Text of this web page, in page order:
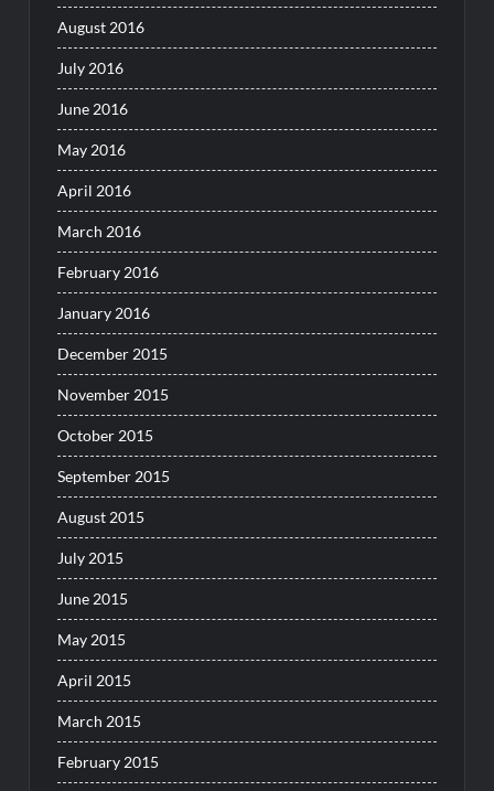
August 2016
July 2016
June 2016
May 2016
April 2016
March 2016
February 2016
January 2016
December 2015
November 2015
October 2015
September 2015
August 2015
July 2015
June 2015
May 2015
April 2015
March 2015
February 2015